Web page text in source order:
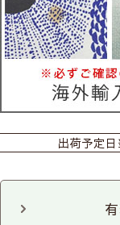
カフェ フ
出荷予定日